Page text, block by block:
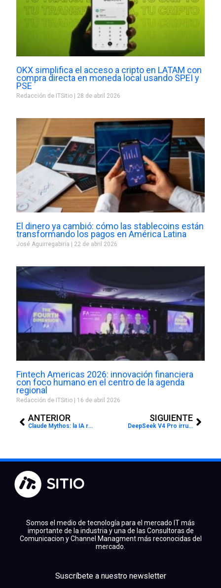
OKX simplifica el acceso a cripto en LATAM con
compra directa en moneda local usando SPEI y
PSE
Redacción de ITSitio 28 de abril 2026
El dinero ya cambió: cómo las stablecoins están
transformando los pagos en América Latina
José Aguirregabiria 22 de abril 2026
Fintech Americas 2026: innovación financiera
con foco humano en el centro de la agenda
regional
Redacción de ITSitio 16 de abril 2026
ANTERIOR
Claude Mythos: la IA redefine la ciberseguridad global y expone los límites de la soberanía tecnológica
SIGUIENTE
DeepSeek V4 Pro irrumpe en la IA: hasta 7 veces más barato que Claude Opus y con rendimiento líder en programación
Somos el medio de tecnología para el mercado IT más
importante de la industria y una de las Consultoras de
Comunicacion y Channel Managment más reconocidas del
mercado.
Suscríbete a nuestro newsletter
linkedinyoutubeinstagram
spotify